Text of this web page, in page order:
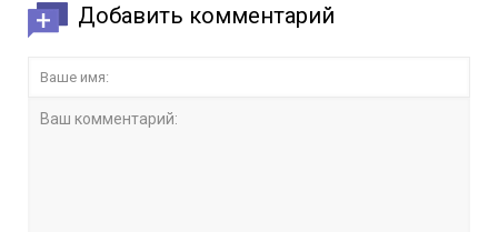
Добавить комментарий